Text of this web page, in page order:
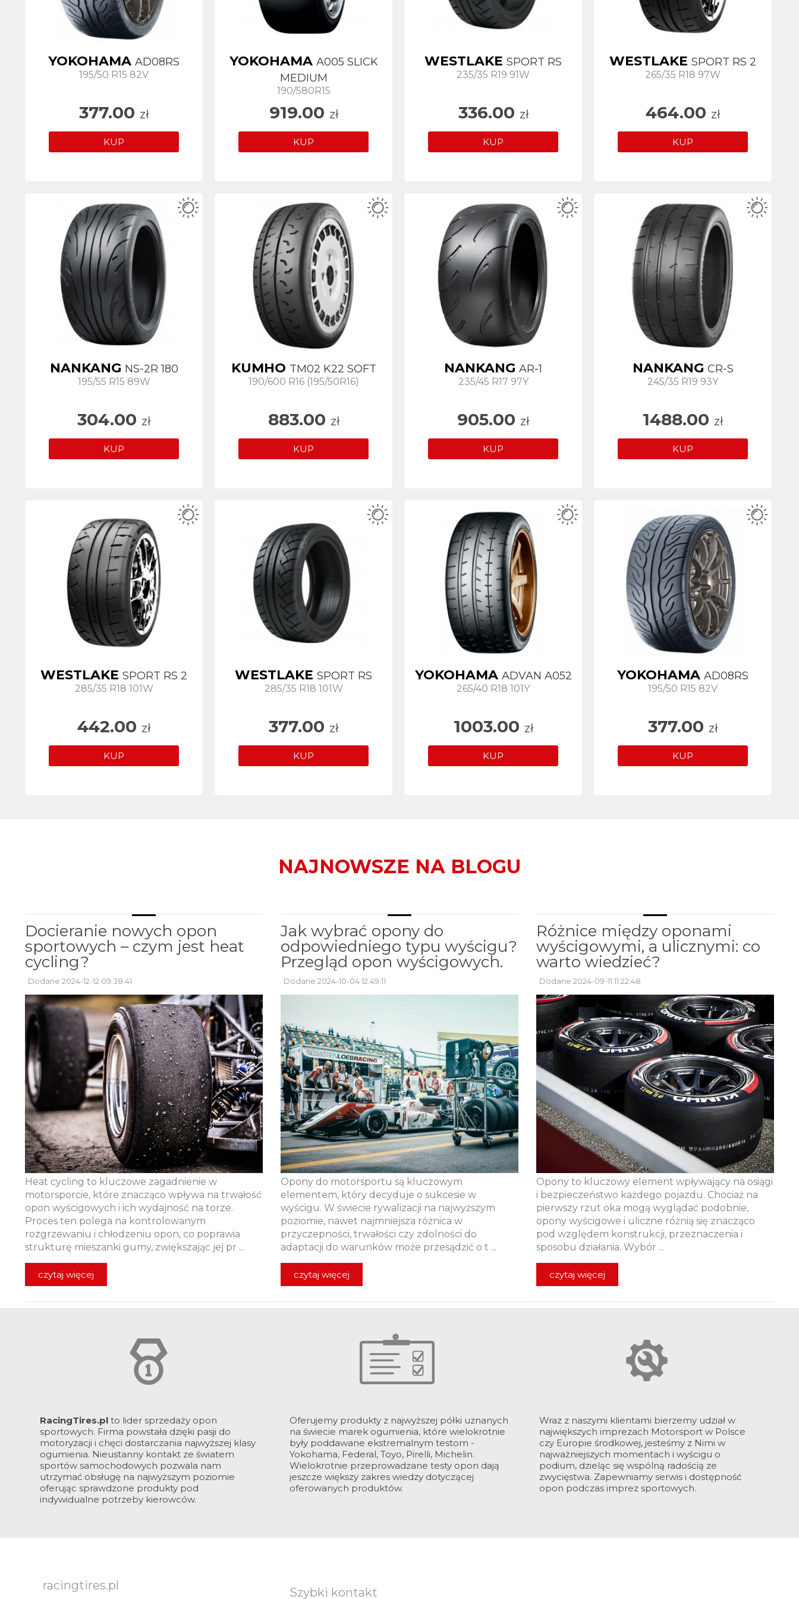
YOKOHAMA AD08RS
195/50 R15 82V
377.00 zł
KUP
YOKOHAMA A005 SLICK
MEDIUM
190/580R15
919.00 zł
KUP
WESTLAKE SPORT RS
235/35 R19 91W
336.00 zł
KUP
WESTLAKE SPORT RS 2
265/35 R18 97W
464.00 zł
KUP
NANKANG NS-2R 180
195/55 R15 89W
304.00 zł
KUP
KUMHO TM02 K22 SOFT
190/600 R16 (195/50R16)
883.00 zł
KUP
NANKANG AR-1
235/45 R17 97Y
905.00 zł
KUP
NANKANG CR-S
245/35 R19 93Y
1488.00 zł
KUP
WESTLAKE SPORT RS 2
285/35 R18 101W
442.00 zł
KUP
WESTLAKE SPORT RS
285/35 R18 101W
377.00 zł
KUP
YOKOHAMA ADVAN A052
265/40 R18 101Y
1003.00 zł
KUP
YOKOHAMA AD08RS
195/50 R15 82V
377.00 zł
KUP
NAJNOWSZE NA BLOGU
Docieranie nowych opon
sportowych – czym jest heat
cycling?
Dodane 2024-12-12 09:38:41
Heat cycling to kluczowe zagadnienie w
motorsporcie, które znacząco wpływa na trwałość
opon wyścigowych i ich wydajność na torze.
Proces ten polega na kontrolowanym
rozgrzewaniu i chłodzeniu opon, co poprawia
strukturę mieszanki gumy, zwiększając jej pr ...
czytaj więcej
Jak wybrać opony do
odpowiedniego typu wyścigu?
Przegląd opon wyścigowych.
Dodane 2024-10-04 12:49:11
Opony do motorsportu są kluczowym
elementem, który decyduje o sukcesie w
wyścigu. W świecie rywalizacji na najwyższym
poziomie, nawet najmniejsza różnica w
przyczepności, trwałości czy zdolności do
adaptacji do warunków może przesądzić o t ...
czytaj więcej
Różnice między oponami
wyścigowymi, a ulicznymi: co
warto wiedzieć?
Dodane 2024-09-11 11:22:48
Opony to kluczowy element wpływający na osiągi
i bezpieczeństwo każdego pojazdu. Chociaż na
pierwszy rzut oka mogą wyglądać podobnie,
opony wyścigowe i uliczne różnią się znacząco
pod względem konstrukcji, przeznaczenia i
sposobu działania. Wybór ...
czytaj więcej
RacingTires.pl to lider sprzedaży opon
sportowych. Firma powstała dzięki pasji do
motoryzacji i chęci dostarczania najwyższej klasy
ogumienia. Nieustanny kontakt ze światem
sportów samochodowych pozwala nam
utrzymać obsługę na najwyższym poziomie
oferując sprawdzone produkty pod
indywidualne potrzeby kierowców.
Oferujemy produkty z najwyższej półki uznanych
na świecie marek ogumienia, które wielokrotnie
były poddawane ekstremalnym testom -
Yokohama, Federal, Toyo, Pirelli, Michelin.
Wielokrotnie przeprowadzane testy opon dają
jeszcze większy zakres wiedzy dotyczącej
oferowanych produktów.
Wraz z naszymi klientami bierzemy udział w
największych imprezach Motorsport w Polsce
czy Europie środkowej, jesteśmy z Nimi w
najważniejszych momentach i wyścigu o
podium, dzieląc się wspólną radością ze
zwycięstwa. Zapewniamy serwis i dostępność
opon podczas imprez sportowych.
racingtires.pl Szybki kontakt